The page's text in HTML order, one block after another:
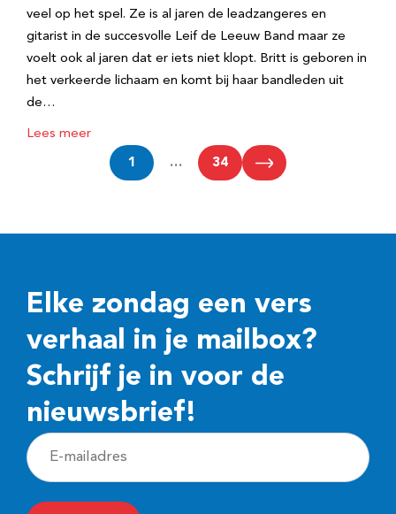
veel op het spel. Ze is al jaren de leadzangeres en
gitarist in de succesvolle Leif de Leeuw Band maar ze
voelt ook al jaren dat er iets niet klopt. Britt is geboren in
het verkeerde lichaam en komt bij haar bandleden uit
de…
Lees meer
1 … 34
Elke zondag een vers
verhaal in je mailbox?
Schrijf je in voor de
nieuwsbrief!
E
-
m